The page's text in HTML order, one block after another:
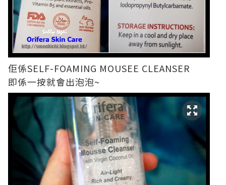
佢係SELF-FOAMING MOUSEE CLEANSER
即係一按就會出泡泡~